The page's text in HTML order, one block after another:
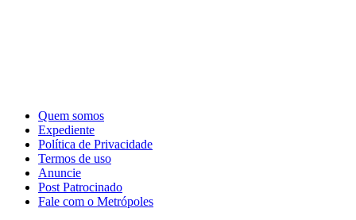
Quem somos
Expediente
Política de Privacidade
Termos de uso
Anuncie
Post Patrocinado
Fale com o Metrópoles